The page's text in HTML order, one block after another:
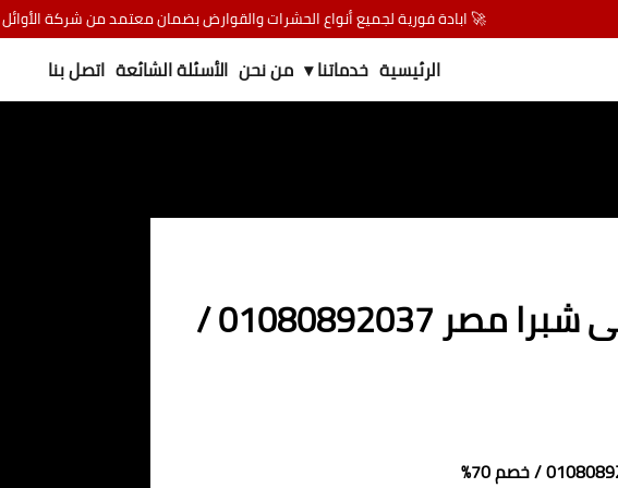
🚀 ابادة فورية لجميع أنواع الحشرات والقوارض بضمان معتمد من شركة الأوائل
الرئيسية خدماتنا ▾ من نحن الأسئلة الشائعة اتصل بنا
شركة مكافحة البق فى شبرا مصر 01080892037 /